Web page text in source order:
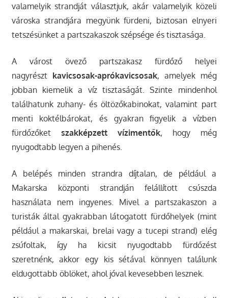
valamelyik strandját választjuk, akár valamelyik közeli
városka strandjára megyünk fürdeni, biztosan elnyeri
tetszésünket a partszakaszok szépsége és tisztasága.
A várost övező partszakasz fürdőző helyei
nagyrészt kavicsosak-aprókavicsosak, amelyek még
jobban kiemelik a víz tisztaságát. Szinte mindenhol
találhatunk zuhany- és öltözőkabinokat, valamint part
menti koktélbárokat, és gyakran figyelik a vízben
fürdőzőket szakképzett vízimentők, hogy még
nyugodtabb legyen a pihenés.
A belépés minden strandra díjtalan, de például a
Makarska központi strandján felállított csúszda
használata nem ingyenes. Mivel a partszakaszon a
turisták által gyakrabban látogatott fürdőhelyek (mint
például a makarskai, brelai vagy a tucepi strand) elég
zsúfoltak, így ha kicsit nyugodtabb fürdőzést
szeretnénk, akkor egy kis sétával könnyen találunk
eldugottabb öblöket, ahol jóval kevesebben lesznek.